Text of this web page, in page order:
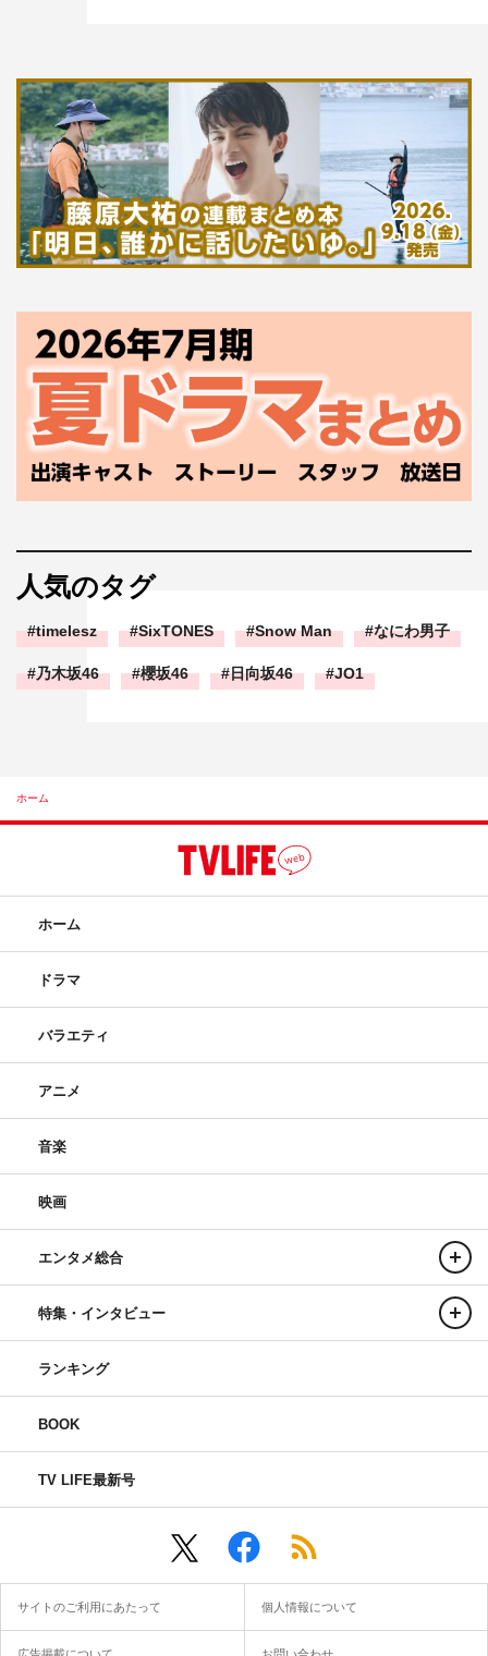
人気のタグ
timelesz SixTONES Snow Man なにわ男子
乃木坂46 櫻坂46 日向坂46 JO1
ホーム
ホーム
ドラマ
バラエティ
アニメ
音楽
映画
エンタメ総合
特集・インタビュー
ランキング
BOOK
TV LIFE最新号
サイトのご利用にあたって 個人情報について